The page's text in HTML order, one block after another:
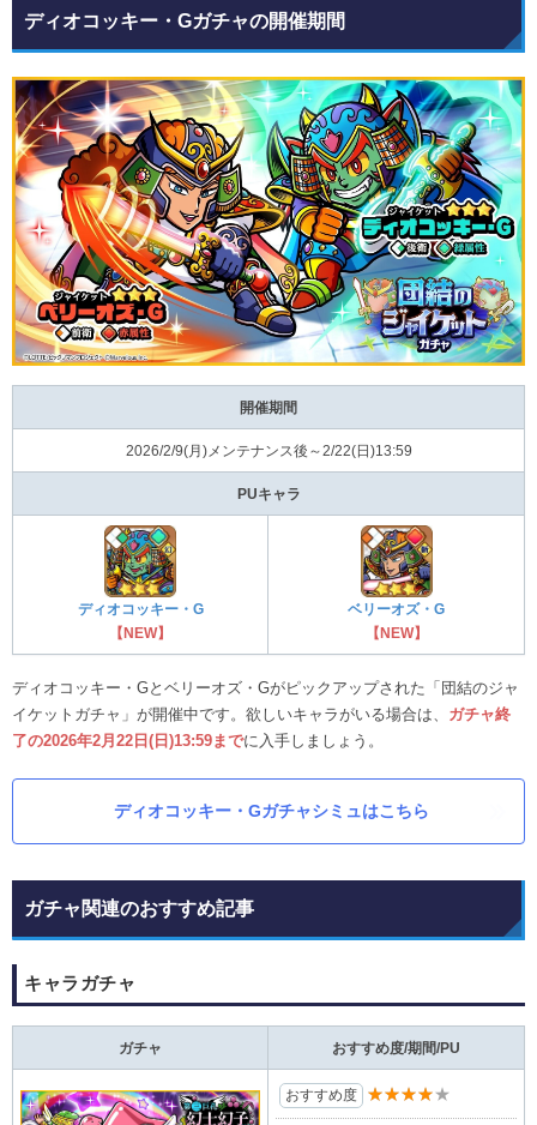
ディオコッキー・Gガチャの開催期間
開催期間
2026/2/9(月)メンテナンス後～2/22(日)13:59
PUキャラ
ディオコッキー・G
【NEW】
ベリーオズ・G
【NEW】
ディオコッキー・Gとベリーオズ・Gがピックアップされた「団結のジャ
イケットガチャ」が開催中です。欲しいキャラがいる場合は、 ガチャ終
了の2026年2月22日(日)13:59までに入手しましょう。
ディオコッキー・Gガチャシミュはこちら
ガチャ関連のおすすめ記事
キャラガチャ
ガチャ おすすめ度/期間/PU
おすすめ度 ★★★★★